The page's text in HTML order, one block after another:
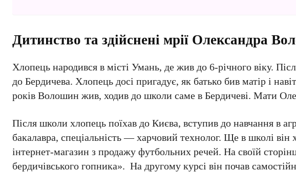
Дитинство та здійснені мрії Олександра
Хлопець народився в місті Умань, де жив до 6-річного віку.
до Бердичева. Хлопець досі пригадує, як батько бив матір і
років Волошин жив, ходив до школи саме в Бердичеві. Мати
Після школи хлопець поїхав до Києва, вступив до навчання
бакалавра, спеціальність — харчовий технолог. Ще в школі він
інтернет-магазин з продажу футбольних речей. На своїй
бердичівського гопника». На другому курсі він почав